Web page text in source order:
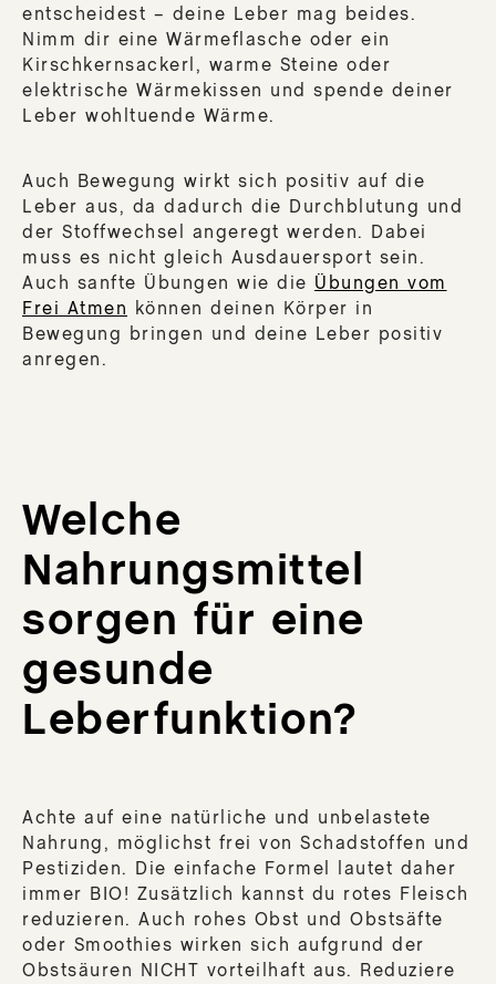
entscheidest – deine Leber mag beides.
Nimm dir eine Wärmeflasche oder ein
Kirschkernsackerl, warme Steine oder
elektrische Wärmekissen und spende deiner
Leber wohltuende Wärme.
Auch Bewegung wirkt sich positiv auf die
Leber aus, da dadurch die Durchblutung und
der Stoffwechsel angeregt werden. Dabei
muss es nicht gleich Ausdauersport sein.
Auch sanfte Übungen wie die Übungen vom
Frei Atmen können deinen Körper in
Bewegung bringen und deine Leber positiv
anregen.
Welche
Nahrungsmittel
sorgen für eine
gesunde
Leberfunktion?
Achte auf eine natürliche und unbelastete
Nahrung, möglichst frei von Schadstoffen und
Pestiziden. Die einfache Formel lautet daher
immer BIO! Zusätzlich kannst du rotes Fleisch
reduzieren. Auch rohes Obst und Obstsäfte
oder Smoothies wirken sich aufgrund der
Obstsäuren NICHT vorteilhaft aus. Reduziere